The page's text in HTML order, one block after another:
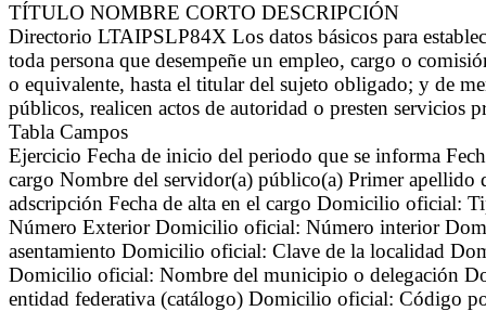
TÍTULO NOMBRE CORTO DESCRIPCIÓN
Directorio LTAIPSLP84X Los datos básicos para
toda persona que desempeñe un empleo, cargo o
o equivalente, hasta el titular del sujeto obligado; y de
públicos, realicen actos de autoridad o presten servicios
Tabla Campos
Ejercicio Fecha de inicio del periodo que se informa
cargo Nombre del servidor(a) público(a) Primer
adscripción Fecha de alta en el cargo Domicilio
Número Exterior Domicilio oficial: Número interior
asentamiento Domicilio oficial: Clave de la localidad
Domicilio oficial: Nombre del municipio o delegación
entidad federativa (catálogo) Domicilio oficial: Código